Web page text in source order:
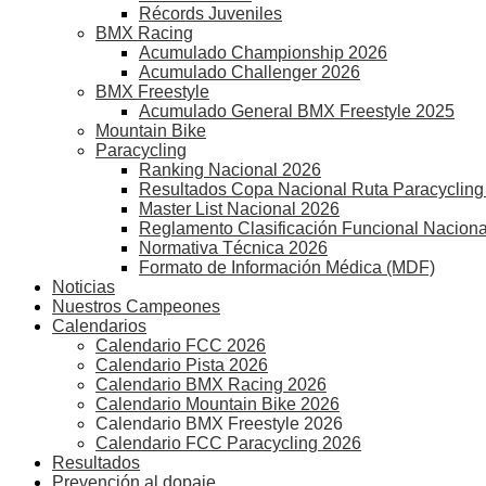
Récords Juveniles
BMX Racing
Acumulado Championship 2026
Acumulado Challenger 2026
BMX Freestyle
Acumulado General BMX Freestyle 2025
Mountain Bike
Paracycling
Ranking Nacional 2026
Resultados Copa Nacional Ruta
Master List Nacional 2026
Reglamento Clasificación Funcional Nacional
Normativa Técnica 2026
Formato de Información Médica (MDF)
Noticias
Nuestros Campeones
Calendarios
Calendario FCC 2026
Calendario Pista 2026
Calendario BMX Racing 2026
Calendario Mountain Bike 2026
Calendario BMX Freestyle 2026
Calendario FCC Paracycling 2026
Resultados
Prevención al dopaje